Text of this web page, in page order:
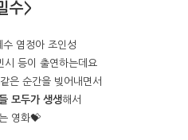
수>
수 염정아 조인성
시 등이 출연하는데요
은 순간을 빚어내면서
모두가 생생해서
영화💝